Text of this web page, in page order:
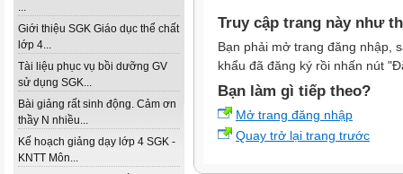
...
Giới thiệu SGK Giáo dục thể chất
lớp 4...
Tài liệu phục vụ bồi dưỡng GV
sử dụng SGK...
Bài giảng rất sinh động. Cảm ơn
thầy N nhiều...
Kế hoạch giảng dạy lớp 4 SGK -
KNTT Môn...
Truy cập trang này như
Bạn phải mở trang đăng nhập,
khẩu đã đăng ký rồi nhấn nút
Bạn làm gì tiếp theo?
Mở trang đăng nhập
Quay trở lại trang trước